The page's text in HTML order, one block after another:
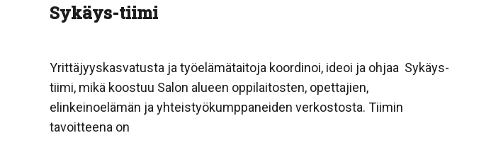
Sykäys-tiimi
Yrittäjyyskasvatusta ja työelämätaitoja koordinoi, ideoi ja ohjaa Sykäys-
tiimi, mikä koostuu Salon alueen oppilaitosten, opettajien,
elinkeinoelämän ja yhteistyökumppaneiden verkostosta. Tiimin
tavoitteena on